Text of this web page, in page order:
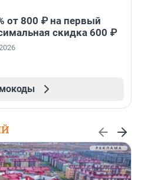
от 800 ₽ на первый
скидка 600 ₽